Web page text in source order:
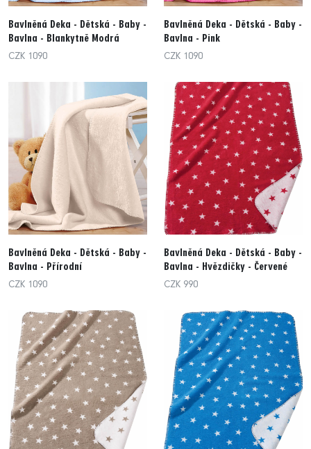
Bavlněná Deka - Dětská - Baby -
Bavlna - Blankytně Modrá
CZK 1090
Bavlněná Deka - Dětská - Baby -
Bavlna - Pink
CZK 1090
Bavlněná Deka - Dětská - Baby -
Bavlna - Přírodní
CZK 1090
Bavlněná Deka - Dětská - Baby -
Bavlna - Hvězdičky - Červené
CZK 990